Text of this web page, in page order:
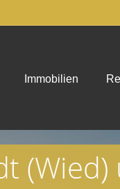
Immobilien